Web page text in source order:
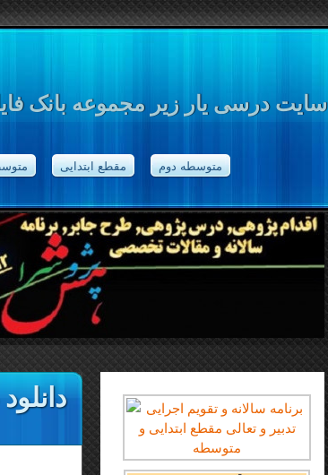
سایت درسی یار زیر مجموعه بانک
مقطع ابتدایی متوسطه دوم